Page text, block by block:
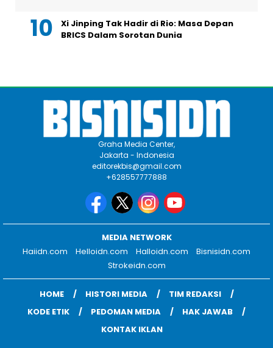
Xi Jinping Tak Hadir di Rio: Masa Depan
BRICS Dalam Sorotan Dunia
Graha Media Center,
Jakarta - Indonesia
editorekbis@gmail.com
+628557777888
MEDIA NETWORK
Haiidn.com
Helloidn.com Halloidn.com
Bisnisidn.com
Strokeidn.com
HOME HISTORI MEDIA
TIM REDAKSI
KODE ETIK
PEDOMAN MEDIA
HAK JAWAB
KONTAK IKLAN